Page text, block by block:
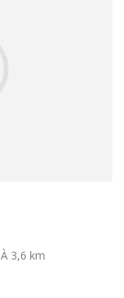
3,6 km